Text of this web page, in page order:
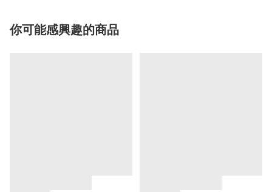
你可能感興趣的商品